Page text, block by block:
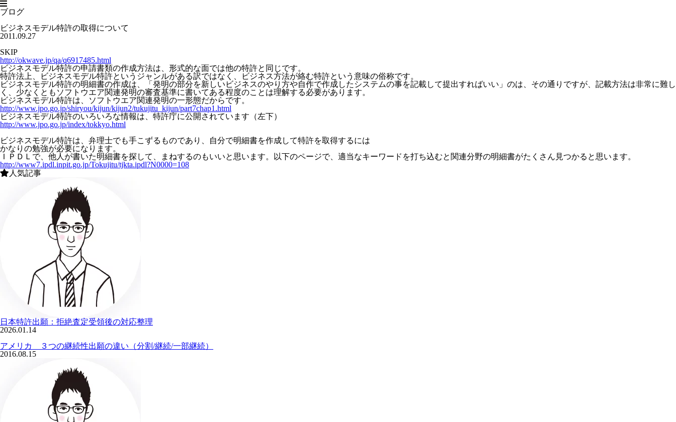
ブログ
ビジネスモデル特許の取得について
2011.09.27
SKIP
http://okwave.jp/qa/q6917485.html
ビジネスモデル特許の申請書類の作成方法は、形式的な面では他の特許と同じです。
特許法上、ビジネスモデル特許というジャンルがある訳ではなく、ビジネス方法が絡む特許という意味の俗称です。
ビジネスモデル特許の明細書の作成は、「発明の部分を新しいビジネスのやり方や自作で作成したシステムの事を記載して提出すればいい」のは、その通りですが、記載方法は非常に難し
く、少なくともソフトウエア関連発明の審査基準に書いてある程度のことは理解する必要があります。
ビジネスモデル特許は、ソフトウエア関連発明の一形態だからです。
http://www.jpo.go.jp/shiryou/kijun/kijun2/tukujitu_kijun/part7chap1.html
ビジネスモデル特許のいろいろな情報は、特許庁に公開されています（左下）
http://www.jpo.go.jp/index/tokkyo.html
ビジネスモデル特許は、弁理士でも手こずるものであり、自分で明細書を作成して特許を取得するには
かなりの勉強が必要になります。
ＩＰＤＬで、他人が書いた明細書を探して、まねするのもいいと思います。以下のページで、適当なキーワードを打ち込むと関連分野の明細書がたくさん見つかると思います。
http://www7.ipdl.inpit.go.jp/Tokujitu/tjkta.ipdl?N0000=108
人気記事
日本特許出願：拒絶査定受領後の対応整理
2026.01.14
アメリカ ３つの継続性出願の違い（分割/継続/一部継続）
2016.08.15